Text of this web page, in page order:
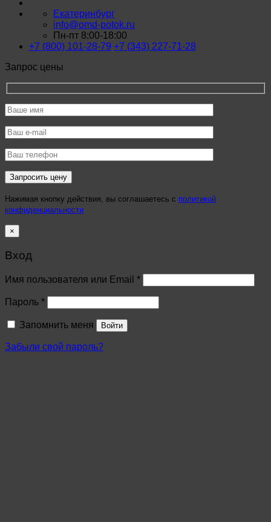
Екатеринбург
info@omd-potok.ru
Пн-пт 8:00-18:00
+7 (800) 101-28-79 +7 (343) 227-71-28
Запрос цены
Нажимая кнопку действия, вы соглашаетесь с политикой
конфиденциальности
×
Вход
Имя пользователя или Email *
Пароль *
Запомнить меня Войти
Забыли свой пароль?